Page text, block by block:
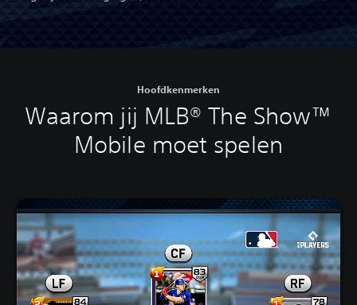
Hoofdkenmerken
Waarom jij MLB® The Show™
Mobile moet spelen